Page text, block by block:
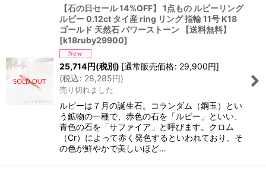
【石の日セール 14%OFF】 1点もの ルビーリング
ルビー 0.12ct タイ産 ring リング 指輪 11号 K18
ゴールド 天然石 パワーストーン 【送料無料】
[k18ruby29900]
25,714円(税別) [通常販売価格: 29,900円]
(税込: 28,285円)
売り切れました
ルビーは７月の誕生石。コランダム（鋼玉）とい
う鉱物の一種で、赤色の石を「ルビー」といい、
青色の石を「サファイア」と呼びます。クロム
（Cr）によって赤く発色するといわれており、そ
の色が鮮やかで美しいほど…